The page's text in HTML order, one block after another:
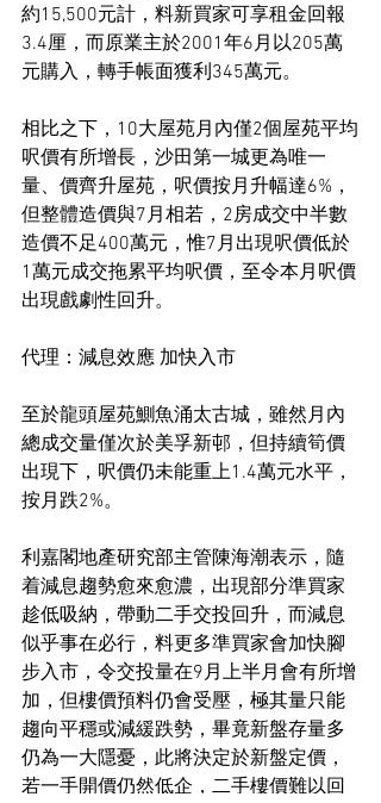
約15,500元計，料新買家可享租金回報
3.4厘，而原業主於2001年6月以205萬
元購入，轉手帳面獲利345萬元。
相比之下，10大屋苑月內僅2個屋苑平均
呎價有所增長，沙田第一城更為唯一
量、價齊升屋苑，呎價按月升幅達6%，
但整體造價與7月相若，2房成交中半數
造價不足400萬元，惟7月出現呎價低於
1萬元成交拖累平均呎價，至令本月呎價
出現戲劇性回升。
代理：減息效應 加快入市
至於龍頭屋苑鰂魚涌太古城，雖然月內
總成交量僅次於美孚新邨，但持續筍價
出現下，呎價仍未能重上1.4萬元水平，
按月跌2%。
利嘉閣地產研究部主管陳海潮表示，隨
着減息趨勢愈來愈濃，出現部分準買家
趁低吸納，帶動二手交投回升，而減息
似乎事在必行，料更多準買家會加快腳
步入市，令交投量在9月上半月會有所增
加，但樓價預料仍會受壓，極其量只能
趨向平穩或減緩跌勢，畢竟新盤存量多
仍為一大隱憂，此將決定於新盤定價，
若一手開價仍然低企，二手樓價難以回